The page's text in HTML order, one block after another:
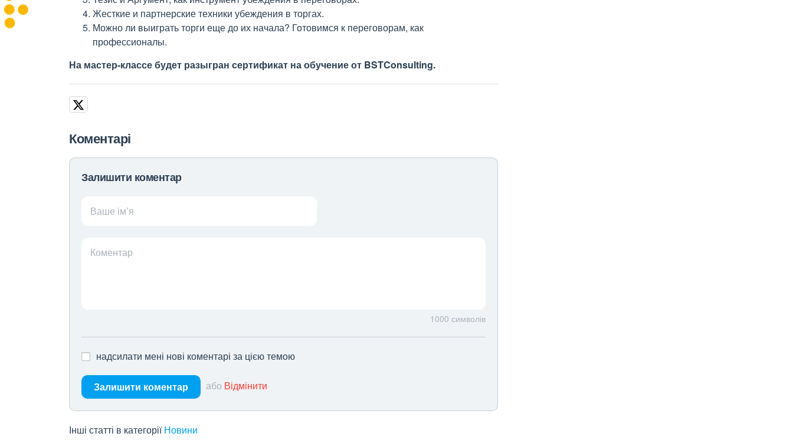
Жесткие и партнерские техники убеждения в торгах.
Можно ли выиграть торги еще до их начала? Готовимся к переговорам, как
профессионалы.
На мастер-классе будет разыгран сертификат на обучение от BSTConsulting.
Коментарі
Залишити коментар
Ваше ім’я
Коментар
1000 символів
надсилати мені нові коментарі за цією темою
Залишити коментар або Відмінити
Інші статті в категорії Новини